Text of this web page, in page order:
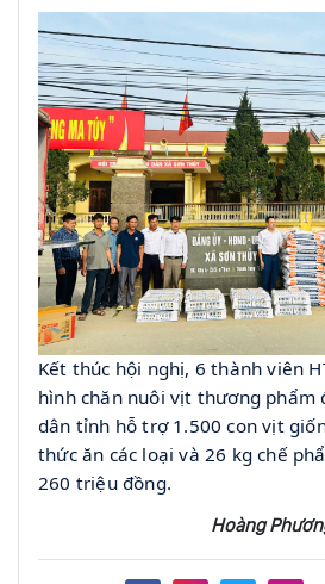
Kết thúc hội nghị, 6 thành viên
hình chăn nuôi vịt thương phẩm
dân tỉnh hỗ trợ 1.500 con vịt
thức ăn các loại và 26 kg chế
260 triệu đồng.
Hoàng